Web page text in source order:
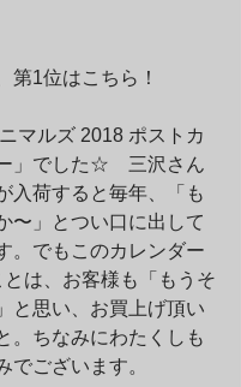
第1位はこちら！
マルズ 2018 ポストカ
」でした☆　三沢さん
入荷すると毎年、「も
〜」とつい口に出して
。でもこのカレンダー
は、お客様も「もうそ
と思い、お買上げ頂い
。ちなみにわたくしも
でございます。